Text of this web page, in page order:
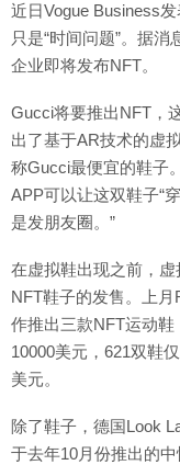
近日Vogue Business
只是“时间问题”。据
企业即将发布NFT。
Gucci将要推出NFT，
出了基于AR技术的虚
称Gucci最便宜的鞋子
APP可以让这双鞋子“
是发朋友圈。”
在虚拟鞋出现之前，
NFT鞋子的发售。上
作推出三款NFT运动鞋
10000美元，621双鞋
美元。
除了鞋子，德国Look
于去年10月份推出的